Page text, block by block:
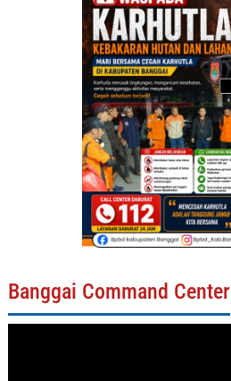
Banggai Command Center